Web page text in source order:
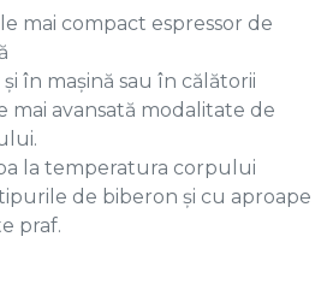
mai compact espressor de
în mașină sau în călătorii
mai avansată modalitate de
la temperatura corpului
de biberon și cu aproape
praf.